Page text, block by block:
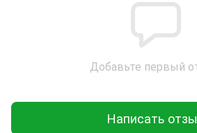
Добавьте первый
Написать